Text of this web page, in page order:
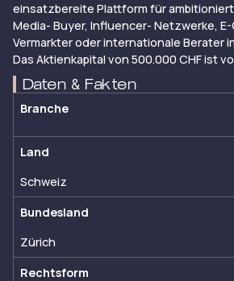
einsatzbereite Plattform für
Media- Buyer, Influencer- Netzwerke,
Vermarkter oder internationale Berater
Das Aktienkapital von 500.000 CHF ist
Daten & Fakten
Branche
Land
Schweiz
Bundesland
Zürich
Rechtsform